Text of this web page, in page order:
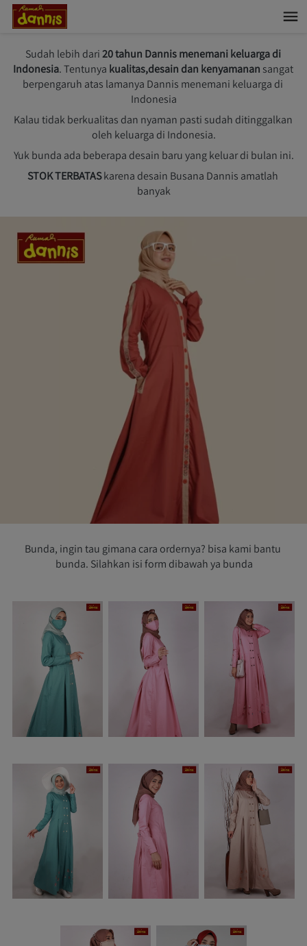
Sudah lebih dari 20 tahun Dannis menemani keluarga di
Indonesia. Tentunya kualitas,desain dan kenyamanan sangat
berpengaruh atas lamanya Dannis menemani keluarga di
Indonesia
Kalau tidak berkualitas dan nyaman pasti sudah ditinggalkan
oleh keluarga di Indonesia.
Yuk bunda ada beberapa desain baru yang keluar di bulan ini.
STOK TERBATAS karena desain Busana Dannis amatlah
banyak
Bunda, ingin tau gimana cara ordernya? bisa kami bantu
bunda. Silahkan isi form dibawah ya bunda